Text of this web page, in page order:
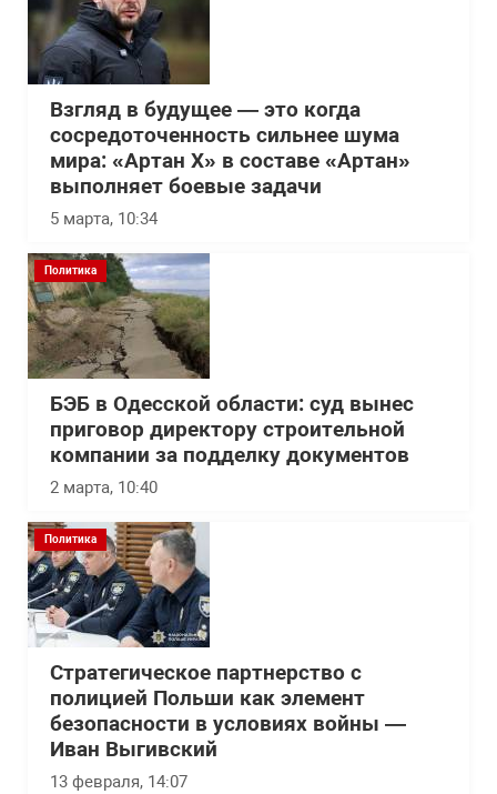
Взгляд в будущее — это когда
сосредоточенность сильнее шума
мира: «Артан Х» в составе «Артан»
выполняет боевые задачи
5 марта, 10:34
Политика
БЭБ в Одесской области: суд вынес
приговор директору строительной
компании за подделку документов
2 марта, 10:40
Политика
Стратегическое партнерство с
полицией Польши как элемент
безопасности в условиях войны —
Иван Выгивский
13 февраля, 14:07